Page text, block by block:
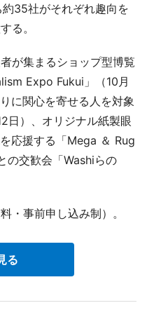
35社がそれぞれ趣向を
る。
が集まるショップ型博覧
Expo Fukui」（10月
に関心を寄せる人を対象
日）、オリジナル紙製眼
応援する「Mega ＆ Rug
の交歓会「Washiらの
・事前申し込み制）。
る